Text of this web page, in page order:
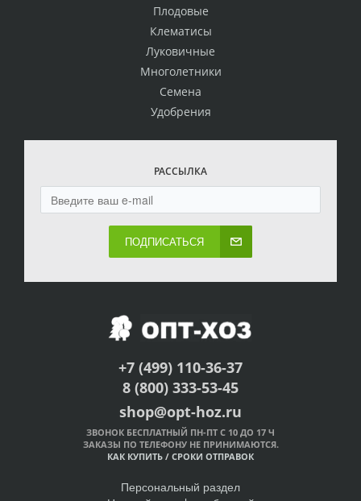
Плодовые
Клематисы
Луковичные
Многолетники
Семена
Удобрения
РАССЫЛКА
ПОДПИСАТЬСЯ
+7 (499) 110-36-37
8 (800) 333-53-45
shop@opt-hoz.ru
ЗВОНОК БЕСПЛАТНЫЙ ПН-ПТ С 10 ДО 17 Ч
ЗАКАЗЫ ПО ТЕЛЕФОНУ НЕ ПРИНИМАЮТСЯ.
КАК КУПИТЬ / СРОКИ ОТПРАВОК
Персональный раздел